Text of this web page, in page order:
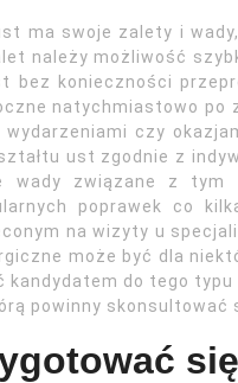
ma swoje zalety i
należy możliwość
bez konieczności
natychmiastowo po
wydarzeniami czy
ust zgodnie z
wady związane z
poprawek co
na wizyty u
może być dla
kandydatem do tego
powinny skonsultować